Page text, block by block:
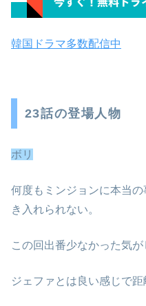
韓国ドラマ多数配信中
23話の登場人物
ボリ
何度もミンジョンに本当
き入れられない。
この回出番少なかった気が
ジェファとは良い感じで距